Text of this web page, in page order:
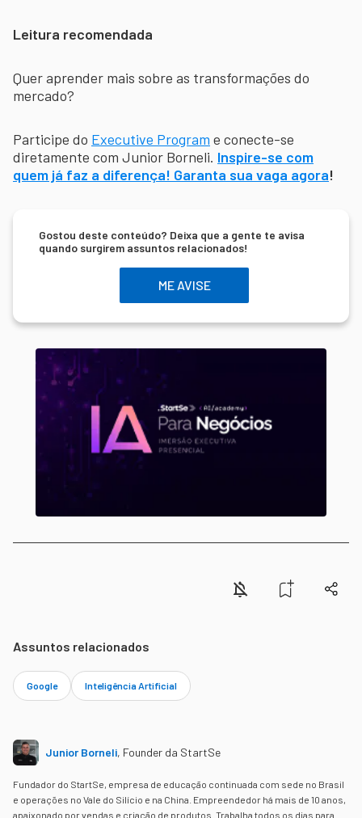
Leitura recomendada
Quer aprender mais sobre as transformações do
mercado?
Participe do Executive Program e conecte-se
diretamente com Junior Borneli. Inspire-se com
quem já faz a diferença! Garanta sua vaga agora!
Gostou deste conteúdo? Deixa que a gente te avisa
quando surgirem assuntos relacionados!
ME AVISE
Assuntos relacionados
Google Inteligência Artificial
Junior Borneli, Founder da StartSe
Fundador do StartSe, empresa de educação continuada com sede no Brasil
e operações no Vale do Silício e na China. Empreendedor há mais de 10 anos,
apaixonado por vendas e criação de produtos. Trabalha todos os dias para